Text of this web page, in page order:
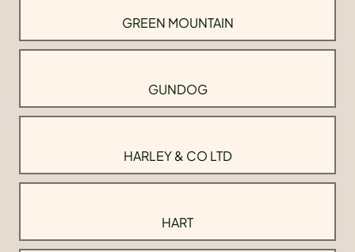
GREEN MOUNTAIN
GUNDOG
HARLEY & CO LTD
HART